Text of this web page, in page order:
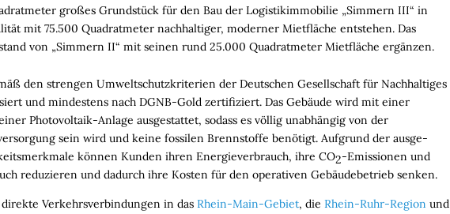
großes Grundstück für den Bau der Logistikimmobilie „Simmern III“ in
mit 75.500 Quadratmeter nachhaltiger, moderner Mietfläche entstehen. Das
von „Simmern II“ mit seinen rund 25.000 Quadratmeter Mietfläche ergänzen.
den strengen Umwelt­schutzkriterien der Deutschen Gesellschaft für Nach­haltiges
und mindestens nach DGNB-Gold zertifiziert. Das Gebäude wird mit einer
Photovoltaik-Anlage ausgestattet, sodass es völlig unabhängig von der
sein wird und keine fossilen Brennstoffe benötigt. Aufgrund der ausge­
können Kunden ihren Energie­ver­brauch, ihre CO2-Emissionen und
reduzieren und dadurch ihre Kosten für den operativen Gebäudebetrieb senken.
Verkehrs­verbindungen in das Rhein-Main-Gebiet, die Rhein-Ruhr-Region und